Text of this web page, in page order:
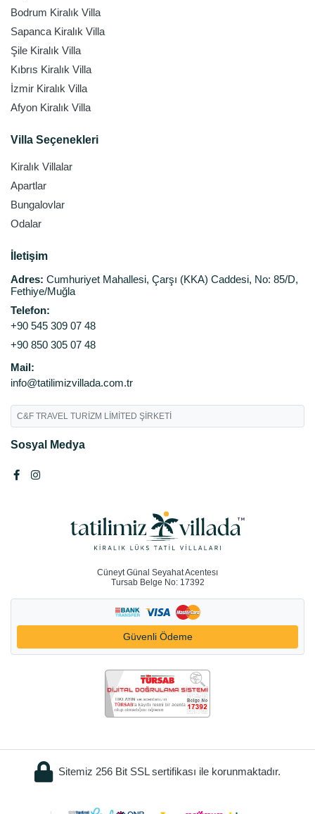
Bodrum Kiralık Villa
Sapanca Kiralık Villa
Şile Kiralık Villa
Kıbrıs Kiralık Villa
İzmir Kiralık Villa
Afyon Kiralık Villa
Villa Seçenekleri
Kiralık Villalar
Apartlar
Bungalovlar
Odalar
İletişim
Adres: Cumhuriyet Mahallesi, Çarşı (KKA) Caddesi, No: 85/D,
Fethiye/Muğla
Telefon:
+90 545 309 07 48
+90 850 305 07 48
Mail:
info@tatilimizvillada.com.tr
C&F TRAVEL TURİZM LİMİTED ŞİRKETİ
Sosyal Medya
Cüneyt Günal Seyahat Acentesı
Tursab Belge No: 17392
Güvenli Ödeme
Sitemiz 256 Bit SSL sertifikası ile korunmaktadır.